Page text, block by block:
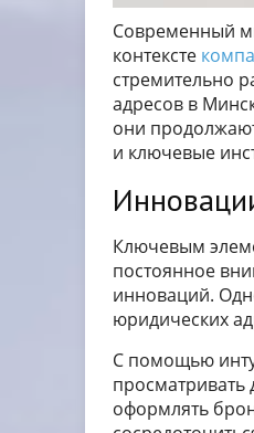
Современный
контексте
стремительно
адресов в
они
и ключевые
Ключевым
постоянное
инноваций.
юридических
С помощью
оформлять